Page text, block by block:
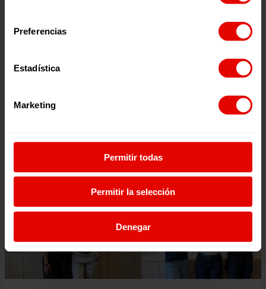
Preferencias
Estadística
Marketing
Permitir todas
Permitir la selección
Denegar
Escúchalo en:
Episodios relacionados: